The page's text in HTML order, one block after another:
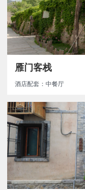
雁门客栈
酒店配套：中餐厅